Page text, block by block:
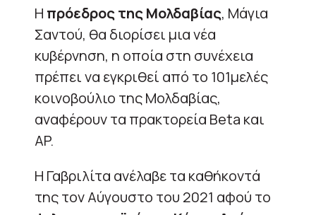
Η πρόεδρος της Μολδαβίας, Μάγια
Σαντού, θα διορίσει μια νέα
κυβέρνηση, η οποία στη συνέχεια
πρέπει να εγκριθεί από το 101μελές
κοινοβούλιο της Μολδαβίας,
αναφέρουν τα πρακτορεία Beta και
AP.
Η Γαβριλίτα ανέλαβε τα καθήκοντά
της τον Αύγουστο του 2021 αφού το